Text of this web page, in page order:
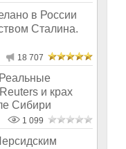
в России
Сталина.
18 707
и крах
Сибири
1 099